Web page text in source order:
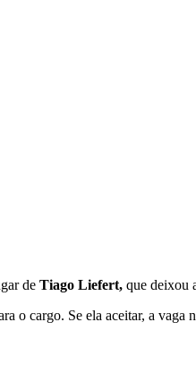
de Tiago Liefert, que deixou
o cargo. Se ela aceitar, a vaga